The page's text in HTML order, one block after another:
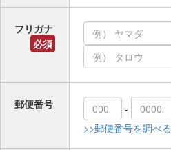
フリガナ
必須
郵便番号
-
>>郵便番号を調べる